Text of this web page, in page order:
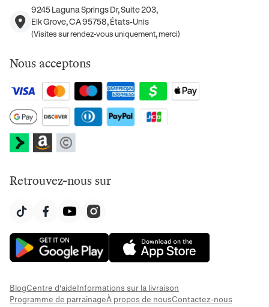
9245 Laguna Springs Dr, Suite 203,
Elk Grove, CA 95758, États-Unis
(Visites sur rendez-vous uniquement, merci)
Nous acceptons
Retrouvez-nous sur
BlogCentre d'aideInformations sur la livraison
Programme de parrainageÀ propos de nousContactez-nous